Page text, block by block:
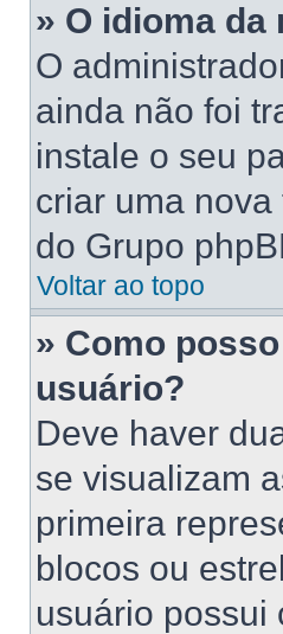
» O idioma
O
ainda não foi
instale o seu
criar uma
do Grupo
Voltar ao topo
» Como
usuário?
Deve haver
se visualizam
primeira
blocos ou
usuário possui